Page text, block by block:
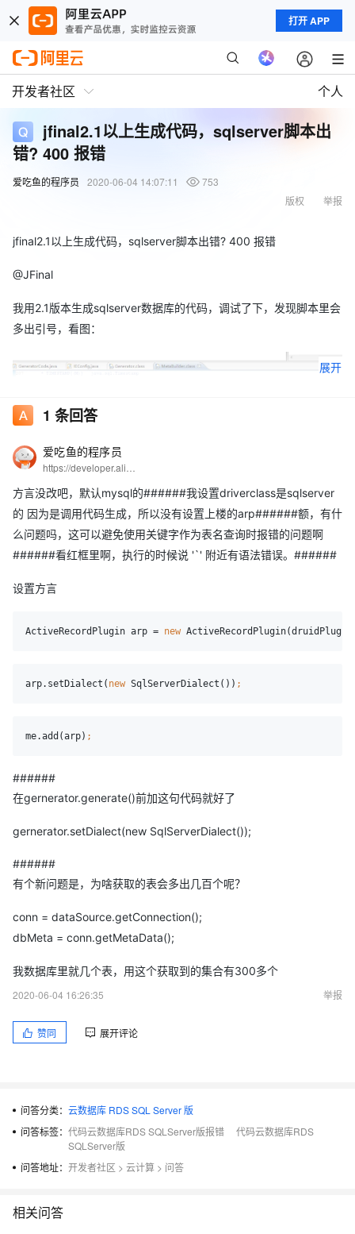
打开 APP
开发者社区 个人
jfinal2.1以上生成代码，sqlserver脚本出
错? 400 报错
爱吃鱼的程序员 2020-06-04 14:07:11
753
举报
版权
jfinal2.1以上生成代码，sqlserver脚本出错? 400 报错
@JFinal
我用2.1版本生成sqlserver数据库的代码，调试了下，发现脚本里会
多出引号，看图：
有遇到过的吗
展开
1 条回答
爱吃鱼的程序员
方言没改吧，默认mysql的######我设置driverclass是sqlserver
的 因为是调用代码生成，所以没有设置上楼的arp######额，有什
么问题吗，这可以避免使用关键字作为表名查询时报错的问题啊
######看红框里啊，执行的时候说 '`' 附近有语法错误。######
设置方言
ActiveRecordPlugin arp = new
arp.setDialect( new SqlServerDialect()) ;
me.add(arp) ;
######
在gernerator.generate()前加这句代码就好了
gernerator.setDialect(new SqlServerDialect());
######
有个新问题是，为啥获取的表会多出几百个呢？
conn = dataSource.getConnection();
dbMeta = conn.getMetaData();
我数据库里就几个表，用这个获取到的集合有300多个
2020-06-04 16:26:35
举报
赞同 展开评论
问答分类： 云数据库 RDS SQL Server 版
问答标签： 代码云数据库RDS SQLServer版报错
代码云数据库RDS
SQLServer版
问答地址： 开发者社区 > 云计算 > 问答
相关问答